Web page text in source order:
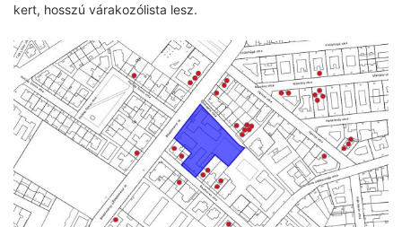
kert, hosszú várakozólista lesz.